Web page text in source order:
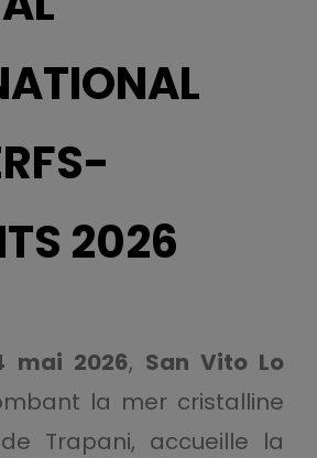
2026
mai 2026, San Vito Lo
la mer cristalline
Trapani, accueille la